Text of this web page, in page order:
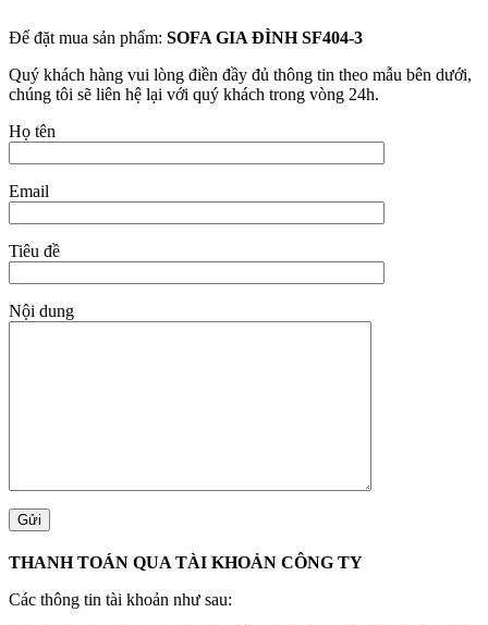
Để đặt mua sản phẩm: SOFA GIA ĐÌNH SF404-3
Quý khách hàng vui lòng điền đầy đủ thông tin theo mẫu bên dưới,
chúng tôi sẽ liên hệ lại với quý khách trong vòng 24h.
Họ tên
Email
Tiêu đề
Nội dung
THANH TOÁN QUA TÀI KHOẢN CÔNG TY
Các thông tin tài khoản như sau: